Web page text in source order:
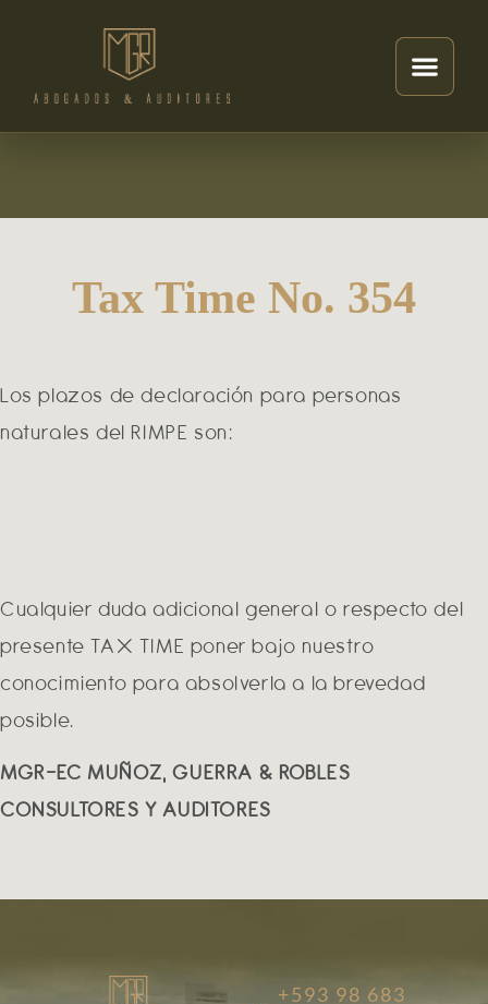
Tax Time No. 354
Los plazos de declaración para personas
naturales del RIMPE son:
Cualquier duda adicional general o respecto del
presente TAX TIME poner bajo nuestro
conocimiento para absolverla a la brevedad
posible.
MGR-EC MUÑOZ, GUERRA & ROBLES
CONSULTORES Y AUDITORES
+593 98 683